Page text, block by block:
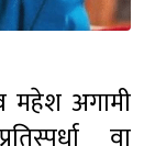
महेश अगामी